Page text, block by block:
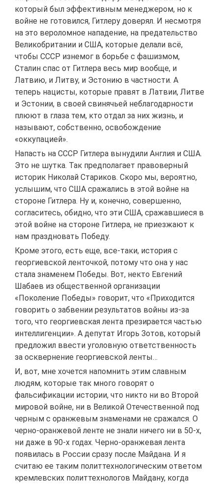
который был эффективным менеджером, но к
войне не готовился, Гитлеру доверял. И несмотря
на это вероломное нападение, на предательство
Великобритании и США, которые делали всё,
чтобы СССР изнемог в борьбе с фашизмом,
Сталин спас от Гитлера весь мир вообще, и
Латвию, и Литву, и Эстонию в частности. А
теперь нацисты, которые правят в Латвии, Литве
и Эстонии, в своей свинячьей неблагодарности
плюют в глаза тем, кто отдал за них жизнь, и
называют, собственно, освобождение
«оккупацией».
Напасть на СССР Гитлера вынудили Англия и США.
Это не шутка. Так предполагает правоверный
историк Николай Стариков. Скоро мы, вероятно,
услышим, что США сражались в этой войне на
стороне Гитлера. Ну и, конечно, совершенно,
согласитесь, обидно, что эти США, сражавшиеся в
этой войне на стороне Гитлера, не приезжают к
нам праздновать Победу.
Кроме этого, есть еще, все-таки, история с
георгиевской ленточкой, потому что она у нас
стала знаменем Победы. Вот, некто Евгений
Шабаев из общественной организации
«Поколение Победы» говорит, что «Приходится
говорить о забвении результатов войны из-за
того, что георгиевская лента презирается частью
интеллигенции». А депутат Игорь Зотов, который
предложил ввести уголовную ответственность
за осквернение георгиевской ленты…
И, вот, мне хочется напомнить этим славным
людям, которые так много говорят о
фальсификации истории, что никто ни во Второй
мировой войне, ни в Великой Отечественной под
черным с оранжевым знаменами не сражался. О
черно-оранжевой ленте не знали ничего ни в 50-х,
ни даже в 90-х годах. Черно-оранжевая лента
появилась в России сразу после Майдана. И я
считаю ее таким политтехнологическим ответом
кремлевских политтехнологов Майдану, когда